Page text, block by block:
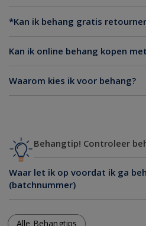
*Kan ik behang gratis
Kan ik online behang kopen
Waarom kies ik voor behang?
Behangtip! Controleer
Waar let ik op voordat ik ga
(batchnummer)
Alle Behangtips